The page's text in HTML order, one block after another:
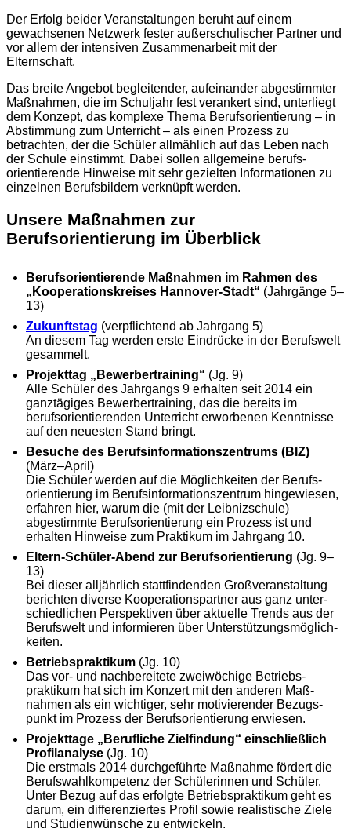
Der Erfolg beider Veran­staltungen beruht auf einem
gewachsenen Netz­werk fester außer­schulischer Partner und
vor allem der inten­siven Zusammen­arbeit mit der
Elternschaft.
Das breite Angebot be­gleiten­der, aufein­ander ab­ge­stimmter
Maß­nahmen, die im Schul­jahr fest verankert sind, unterliegt
dem Konzept, das komplexe Thema Berufs­orientierung – in
Abstimmung zum Unterricht – als einen Prozess zu
betrachten, der die Schüler allmählich auf das Leben nach
der Schule ein­stimmt. Dabei sollen allge­meine berufs­
orientierende Hin­weise mit sehr gezielten Informationen zu
einzelnen Berufs­bildern verknüpft werden.
Unsere Maßnahmen zur
Berufsorientierung im Überblick
Berufsorientierende Maßnahmen im Rahmen des
„Kooperations­kreises Hannover-Stadt“ (Jahrgänge 5–
13)
Zukunftstag (verpflichtend ab Jahrgang 5)
An diesem Tag werden erste Eindrücke in der Berufswelt
gesammelt.
Projekttag „Bewerbertraining“ (Jg. 9)
Alle Schüler des Jahrgangs 9 erhalten seit 2014 ein
ganztägiges Bewerbertraining, das die bereits im
berufsorientierenden Unterricht erworbenen Kenntnisse
auf den neuesten Stand bringt.
Besuche des Berufsinformationszentrums (BIZ)
(März–April)
Die Schüler werden auf die Möglichkeiten der Berufs­
orientierung im Berufs­informations­zentrum hin­ge­wiesen,
erfahren hier, warum die (mit der Leibniz­schule)
abgestimmte Berufs­orientierung ein Prozess ist und
erhalten Hinweise zum Praktikum im Jahrgang 10.
Eltern-Schüler-Abend zur Berufsorientierung (Jg. 9–
13)
Bei dieser alljährlich stattfindenden Groß­ver­anstaltung
berichten diverse Kooperations­partner aus ganz unter­
schied­lichen Perspektiven über aktuelle Trends aus der
Berufs­welt und informieren über Unter­stützungs­möglich­
keiten.
Betriebspraktikum (Jg. 10)
Das vor- und nach­be­reitete zwei­wöchige Betriebs­
praktikum hat sich im Konzert mit den anderen Maß­
nahmen als ein wichtiger, sehr motivierender Bezugs­
punkt im Prozess der Berufs­orientierung erwiesen.
Projekttage „Berufliche Zielfindung“ einschließlich
Profilanalyse (Jg. 10)
Die erstmals 2014 durch­geführte Maß­nahme fördert die
Berufs­wahl­kompetenz der Schüler­innen und Schüler.
Unter Bezug auf das erfolgte Betriebs­praktikum geht es
darum, ein differenziertes Profil sowie realistische Ziele
und Studien­wünsche zu entwickeln.